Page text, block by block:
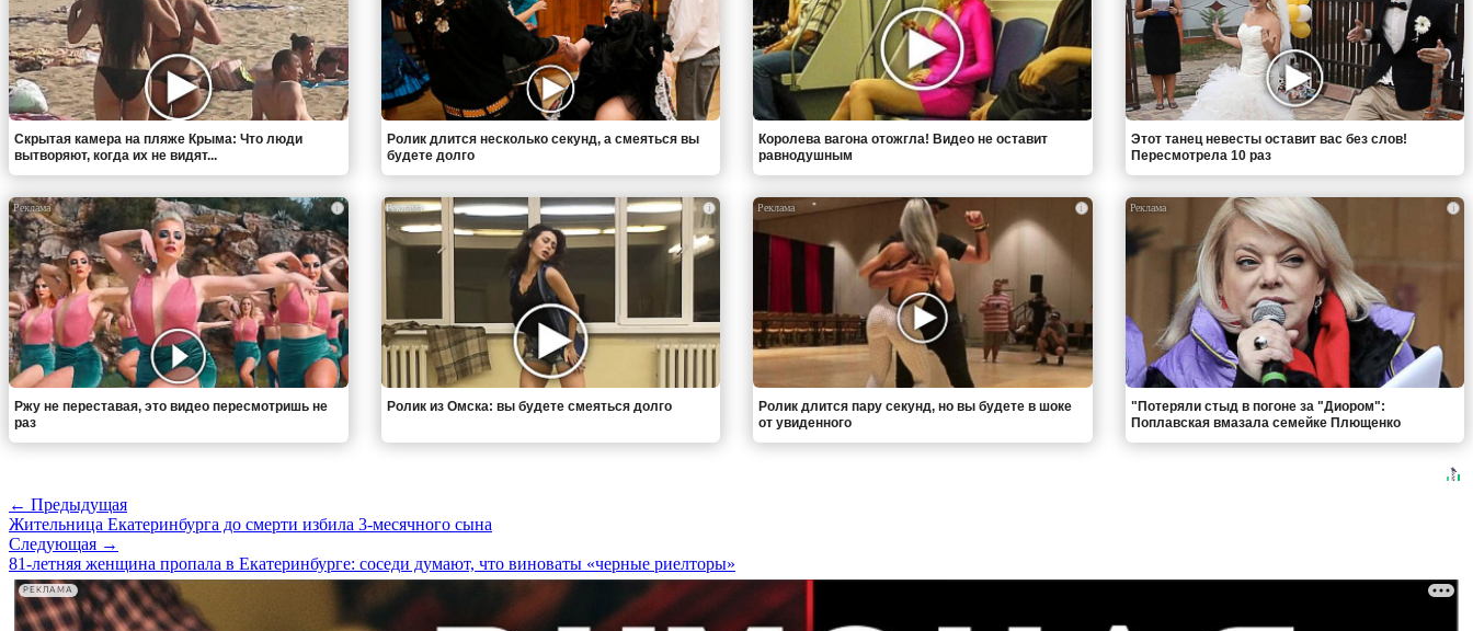
Скрытая камера на пляже Крыма: Что люди
вытворяют, когда их не видят...
Ролик длится несколько секунд, а смеяться вы
будете долго
Королева вагона отожгла! Видео не оставит
равнодушным
Этот танец невесты оставит вас без слов!
Пересмотрела 10 раз
i
Ржу не переставая, это видео пересмотришь не
раз
i
Ролик из Омска: вы будете смеяться долго
i
Ролик длится пару секунд, но вы будете в шоке
от увиденного
i
"Потеряли стыд в погоне за "Диором":
Поплавская вмазала семейке Плющенко
← Предыдущая
Жительница Екатеринбурга до смерти избила 3-месячного сына
Следующая →
81-летняя женщина пропала в Екатеринбурге: соседи думают, что виноваты «черные риелторы»
РЕКЛАМА